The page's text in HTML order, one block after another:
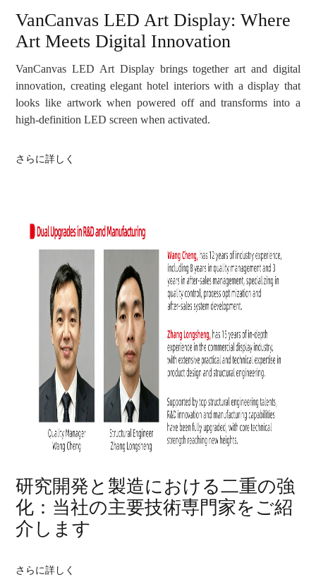
VanCanvas LED Art Display: Where
Art Meets Digital Innovation
VanCanvas LED Art Display brings together art and digital
innovation, creating elegant hotel interiors with a display that
looks like artwork when powered off and transforms into a
high-definition LED screen when activated.
さらに詳しく
研究開発と製造における二重の強
化：当社の主要技術専門家をご紹
介します
さらに詳しく